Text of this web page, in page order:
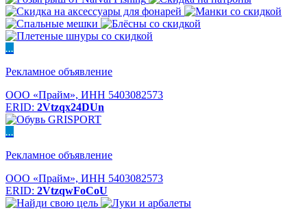
...
Рекламное объявление
ООО «Прайм», ИНН 5403082573
ERID: 2Vtzqx24DUn
...
Рекламное объявление
ООО «Прайм», ИНН 5403082573
ERID: 2VtzqwFoCoU